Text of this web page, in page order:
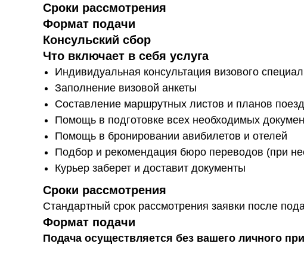
Сроки рассмотрения
Формат подачи
Консульский сбор
Что включает в себя услуга
Индивидуальная консультация визового
Заполнение визовой анкеты
Составление маршрутных листов и планов
Помощь в подготовке всех необходимых
Помощь в бронировании авибилетов и отелей
Подбор и рекомендация бюро переводов (при
Курьер заберет и доставит документы
Сроки рассмотрения
Стандартный срок рассмотрения заявки после
Формат подачи
Подача осуществляется без вашего личного